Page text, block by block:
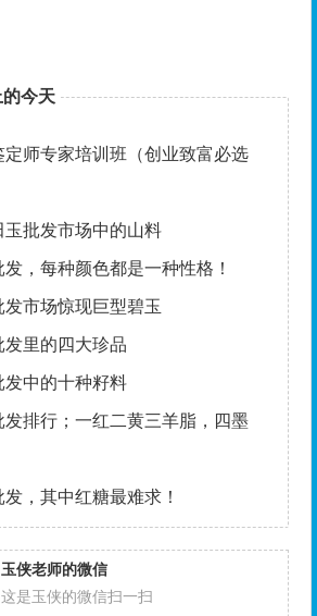
的今天
定师专家培训班（创业致富必选
玉批发市场中的山料
，每种颜色都是一种性格！
发市场惊现巨型碧玉
发里的四大珍品
发中的十种籽料
发排行；一红二黄三羊脂，四墨
，其中红糖最难求！
玉侠老师的微信
这是玉侠的微信扫一扫